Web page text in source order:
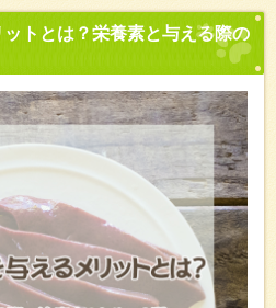
を与えるメリッ
つ４選